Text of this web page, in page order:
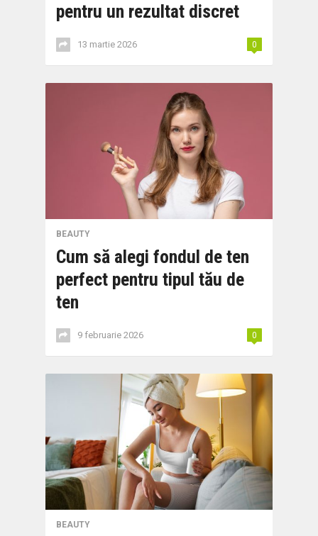
pentru un rezultat discret
13 martie 2026 0
BEAUTY
Cum să alegi fondul de ten
perfect pentru tipul tău de
ten
9 februarie 2026 0
BEAUTY